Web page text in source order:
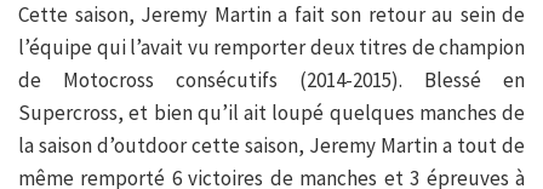
Cette saison, Jeremy Martin a fait son retour au sein de
l’équipe qui l’avait vu remporter deux titres de champion
de Motocross consécutifs (2014-2015). Blessé en
Supercross, et bien qu’il ait loupé quelques manches de
la saison d’outdoor cette saison, Jeremy Martin a tout de
même remporté 6 victoires de manches et 3 épreuves à